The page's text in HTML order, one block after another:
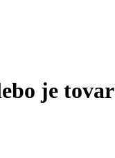
je tovar